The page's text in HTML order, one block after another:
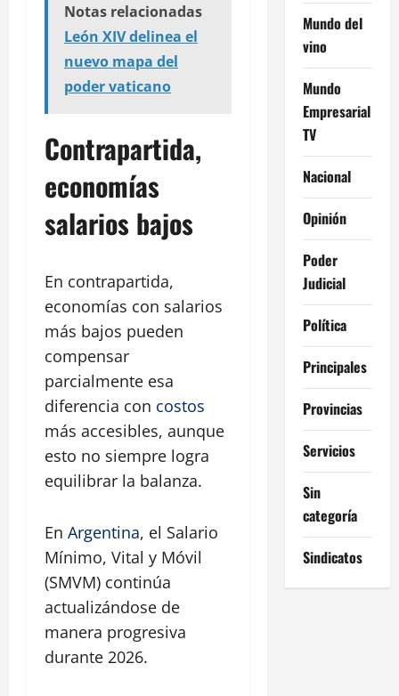
Notas relacionadas
León XIV delinea el
nuevo mapa del
poder vaticano
Contrapartida,
economías
salarios bajos
En contrapartida,
economías con salarios
más bajos pueden
compensar
parcialmente esa
diferencia con costos
más accesibles, aunque
esto no siempre logra
equilibrar la balanza.
En Argentina, el Salario
Mínimo, Vital y Móvil
(SMVM) continúa
actualizándose de
manera progresiva
durante 2026.
Mundo del
vino
Mundo
Empresarial
TV
Nacional
Opinión
Poder
Judicial
Política
Principales
Provincias
Servicios
Sin
categoría
Sindicatos